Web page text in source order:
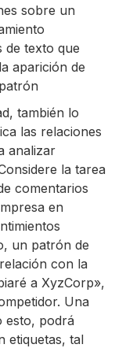
sobre un
de texto que
aparición de
también lo
las relaciones
analizar
la tarea
comentarios
en
un patrón de
con la
a XyzCorp»,
Una
esto, podrá
etiquetas, tal